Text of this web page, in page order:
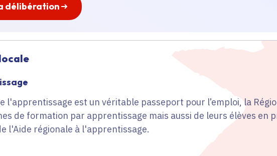
délibération
l'apprentissage est un véritable passeport pour l’emploi, la
de formation par apprentissage mais aussi de leurs élèves en
l'Aide régionale à l'apprentissage.